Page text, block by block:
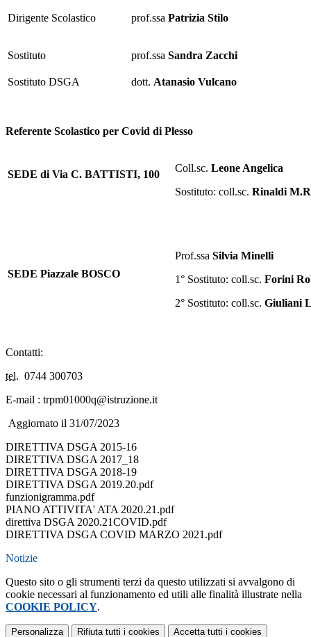
Dirigente Scolastico prof.ssa Patrizia Stilo
Sostituto prof.ssa Sandra Zacchi
Sostituto DSGA dott. Atanasio Vulcano
Referente Scolastico per Covid di Plesso
SEDE di Via C. BATTISTI, 100
Coll.sc. Leone Angelica
Sostituto: coll.sc. Rinaldi
SEDE Piazzale BOSCO
Prof.ssa Silvia Minelli
1° Sostituto: coll.sc. Forini
2° Sostituto: coll.sc. Giuliani
Contatti:
tel. 0744 300703
E-mail : trpm01000q@istruzione.it
Aggiornato il 31/07/2023
DIRETTIVA DSGA 2015-16
DIRETTIVA DSGA 2017_18
DIRETTIVA DSGA 2018-19
DIRETTIVA DSGA 2019.20.pdf
funzionigramma.pdf
PIANO ATTIVITA' ATA 2020.21.pdf
direttiva DSGA 2020.21COVID.pdf
DIRETTIVA DSGA COVID MARZO 2021.pdf
Notizie
Questo sito o gli strumenti terzi da questo utilizzati si avvalgono di
cookie necessari al funzionamento ed utili alle finalità illustrate nella
COOKIE POLICY.
Personalizza Rifiuta tutti i cookies Accetta tutti i cookies